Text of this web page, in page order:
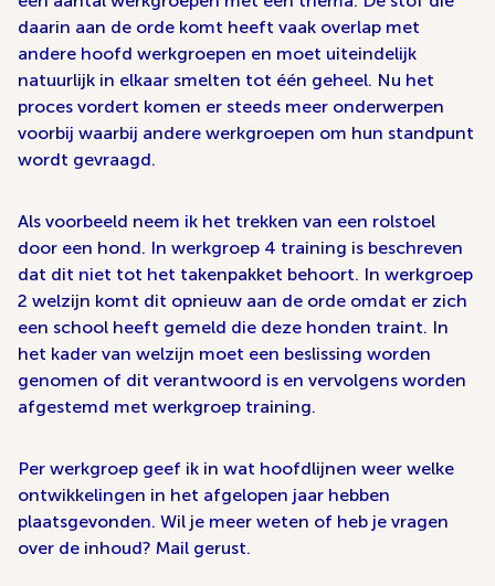
daarin aan de orde komt heeft vaak overlap met
andere hoofd werkgroepen en moet uiteindelijk
natuurlijk in elkaar smelten tot één geheel. Nu het
proces vordert komen er steeds meer onderwerpen
voorbij waarbij andere werkgroepen om hun standpunt
wordt gevraagd.
Als voorbeeld neem ik het trekken van een rolstoel
door een hond. In werkgroep 4 training is beschreven
dat dit niet tot het takenpakket behoort. In werkgroep
2 welzijn komt dit opnieuw aan de orde omdat er zich
een school heeft gemeld die deze honden traint. In
het kader van welzijn moet een beslissing worden
genomen of dit verantwoord is en vervolgens worden
afgestemd met werkgroep training.
Per werkgroep geef ik in wat hoofdlijnen weer welke
ontwikkelingen in het afgelopen jaar hebben
plaatsgevonden. Wil je meer weten of heb je vragen
over de inhoud? Mail gerust.